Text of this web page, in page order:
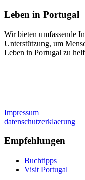
Leben in Portugal
Wir bieten umfassende
Unterstützung, um
Leben in Portugal zu
Impressum
datenschutzerklaerung
Empfehlungen
Buchtipps
Visit Portugal